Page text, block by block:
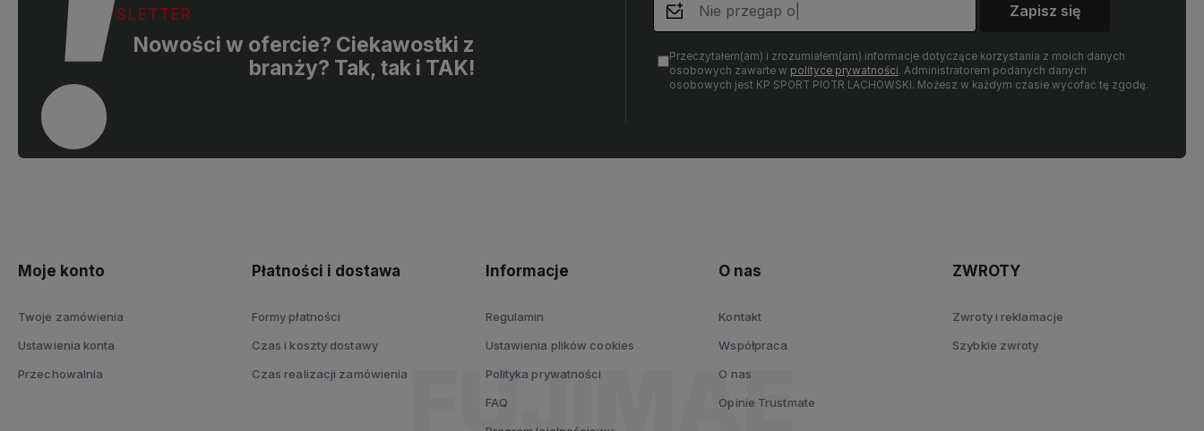
NEWSLETTER
Nowości w ofercie? Ciekawostki z
branży? Tak, tak i TAK!
Zapisz się
Przeczytałem(am) i zrozumiałem(am) informacje dotyczące korzystania z moich danych
osobowych zawarte w polityce prywatności. Administratorem podanych danych
osobowych jest KP SPORT PIOTR LACHOWSKI. Możesz w każdym czasie wycofać tę zgodę.
Moje konto
Twoje zamówienia
Ustawienia konta
Przechowalnia
Płatności i dostawa
Formy płatności
Czas i koszty dostawy
Czas realizacji zamówienia
Informacje
Regulamin
Ustawienia plików cookies
Polityka prywatności
FAQ
O nas
Kontakt
Współpraca
O nas
Opinie Trustmate
ZWROTY
Zwroty i reklamacje
Szybkie zwroty